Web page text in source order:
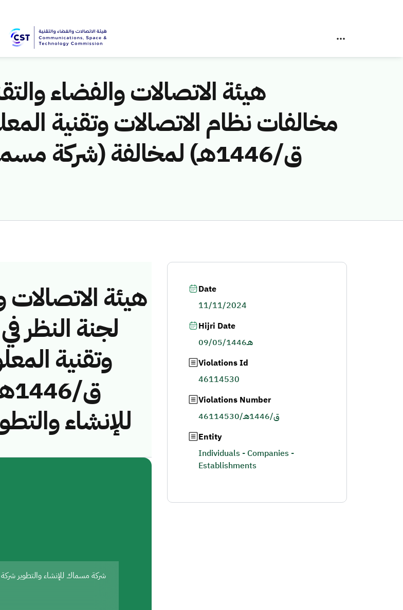
هيئة الاتصالات والفضاء
ق/1446هـ) لمخالفة (شركة
هيئة الاتصالات
لجنة النظر
للإنشاء
شركة مسماك للإنشاء والتطوير
Date
11/11/2024
Hijri Date
09/05/1446هـ
Violations Id
46114530
Violations Number
46114530/ق/1446هـ
Entity
Individuals - Companies -
Establishments